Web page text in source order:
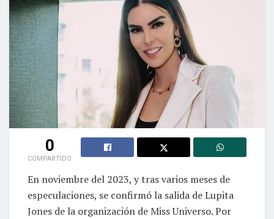
0
COMPARTIDO
En noviembre del 2023, y tras varios meses de
especulaciones, se confirmó la salida de Lupita
Jones de la organización de Miss Universo. Por